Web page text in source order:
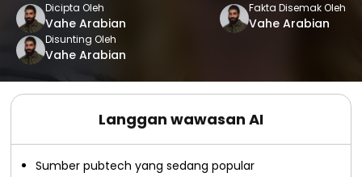
Dicipta Oleh
Vahe Arabian
Fakta Disemak Oleh
Vahe Arabian
Disunting Oleh
Vahe Arabian
Langgan wawasan AI
Sumber pubtech yang sedang popular